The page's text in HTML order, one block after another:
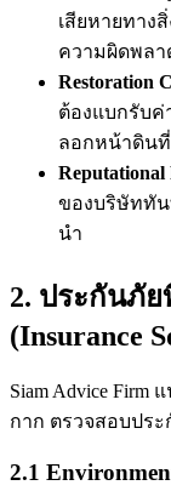
เสียหายทาง
ความผิดพลา
Restoration
ต้องแบกรับค่
ลอกหน้าดิน
Reputational
ของบริษัททั
นำ
2. ประกันภั
(Insurance
Siam Advice Firm
กาก ตรวจสอบปร
2.1